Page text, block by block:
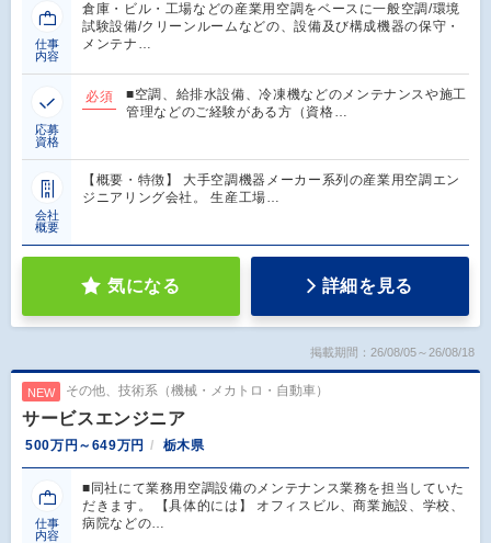
仕事
内容
倉庫・ビル・工場などの産業用空調をベースに一般空調/環境
試験設備/クリーンルームなどの、設備及び構成機器の保守・
メンテナ…
応募
資格
必須
■空調、給排水設備、冷凍機などのメンテナンスや施工
管理などのご経験がある方（資格…
会社
概要
【概要・特徴】 大手空調機器メーカー系列の産業用空調エン
ジニアリング会社。 生産工場…
気になる 詳細を見る
掲載期間：26/08/05～26/08/18
NEW その他、技術系（機械・メカトロ・自動車）
サービスエンジニア
500万円～649万円 栃木県
仕事
内容
■同社にて業務用空調設備のメンテナンス業務を担当していた
だきます。 【具体的には】 オフィスビル、商業施設、学校、
病院などの…